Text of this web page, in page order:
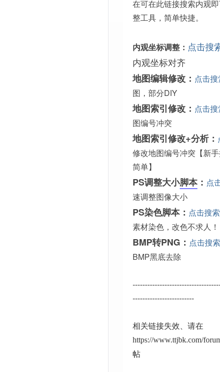
在可在此链接搜索内观
整工具，简单快捷。
内观坐标调整： 点击搜
内观坐标对齐
地图编辑修改： 点击
图，部分DIY
地图索引修改： 点击
图编号冲突
地图索引修改+分析：
修改地图编号冲突【新
简单】
PS调整大小脚本： 点
速调整图像大小
PS染色脚本： 点击搜索
素材染色，改色不求人！
BMP转PNG： 点击搜索
BMP黑底去除
-------------------------
相关链接失效、请在
https://www.ttjbk.com/
帖